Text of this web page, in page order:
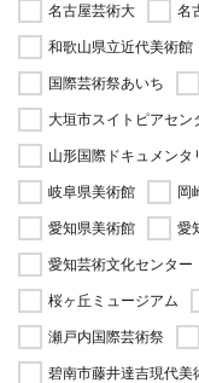
名古屋芸術大
名
和歌山県立近代美術館
国際芸術祭あいち
大垣市スイトピアセン
山形国際ドキュメンタ
岐阜県美術館
岡
愛知県美術館
愛
愛知芸術文化センター
桜ヶ丘ミュージアム
瀬戸内国際芸術祭
碧南市藤井達吉現代美